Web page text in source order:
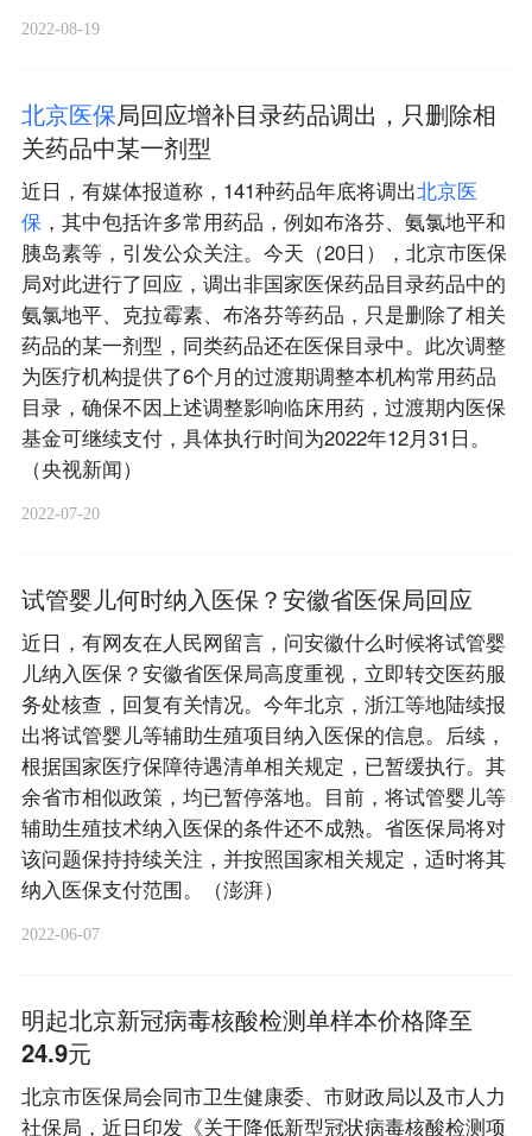
2022-08-19
北京医保局回应增补目录药品调出，只删除相
关药品中某一剂型
近日，有媒体报道称，141种药品年底将调出北京医
保 ，其中包括许多常用药品，例如布洛芬、氨氯地平和
胰岛素等，引发公众关注。今天（20日），北京市医保
局对此进行了回应，调出非国家医保药品目录药品中的
氨氯地平、克拉霉素、布洛芬等药品，只是删除了相关
药品的某一剂型，同类药品还在医保目录中。此次调整
为医疗机构提供了6个月的过渡期调整本机构常用药品
目录，确保不因上述调整影响临床用药，过渡期内医保
基金可继续支付，具体执行时间为2022年12月31日。
（央视新闻）
2022-07-20
试管婴儿何时纳入医保？安徽省医保局回应
近日，有网友在人民网留言，问安徽什么时候将试管婴
儿纳入医保？安徽省医保局高度重视，立即转交医药服
务处核查，回复有关情况。今年北京，浙江等地陆续报
出将试管婴儿等辅助生殖项目纳入医保的信息。后续，
根据国家医疗保障待遇清单相关规定，已暂缓执行。其
余省市相似政策，均已暂停落地。目前，将试管婴儿等
辅助生殖技术纳入医保的条件还不成熟。省医保局将对
该问题保持持续关注，并按照国家相关规定，适时将其
纳入医保支付范围。（澎湃）
2022-06-07
明起北京新冠病毒核酸检测单样本价格降至
24.9元
北京市医保局会同市卫生健康委、市财政局以及市人力
社保局，近日印发《关于降低新型冠状病毒核酸检测项